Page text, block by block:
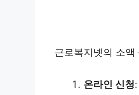
근로복지넷의 소
온라인 신청